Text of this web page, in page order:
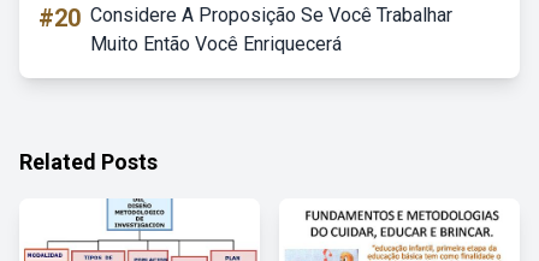
#20 Considere A Proposição Se Você Trabalhar
Muito Então Você Enriquecerá
Related Posts